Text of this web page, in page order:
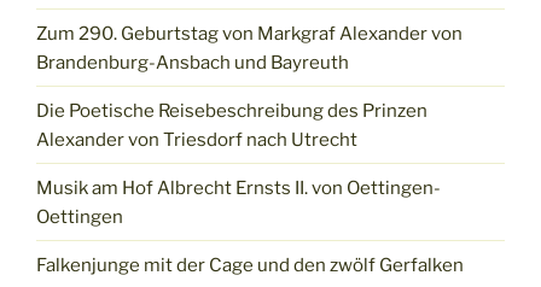
Zum 290. Geburtstag von Markgraf Alexander von
Brandenburg-Ansbach und Bayreuth
Die Poetische Reisebeschreibung des Prinzen
Alexander von Triesdorf nach Utrecht
Musik am Hof Albrecht Ernsts II. von Oettingen-
Oettingen
Falkenjunge mit der Cage und den zwölf Gerfalken